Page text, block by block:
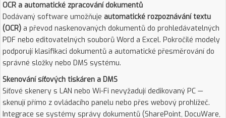
OCR a automatické zpracování dokumentů
Dodávaný software umožňuje automatické rozpoznávání textu
(OCR) a převod naskenovaných dokumentů do prohledávatelných
PDF nebo editovatelných souborů Word a Excel. Pokročilé modely
podporují klasifikaci dokumentů a automatické přesměrování do
správné složky nebo DMS systému.
Skenování síťových tiskáren a DMS
Síťové skenery s LAN nebo Wi-Fi nevyžadují dedikovaný PC —
skenují přímo z ovládacího panelu nebo přes webový prohlížeč.
Integrace se systémy správy dokumentů (SharePoint, DocuWare,